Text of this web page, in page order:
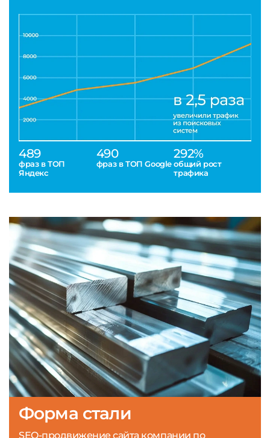
489
фраз в ТОП
Яндекс
490
фраз в ТОП Google
292%
общий рост
трафика
Форма стали
SEO-продвижение сайта компании по